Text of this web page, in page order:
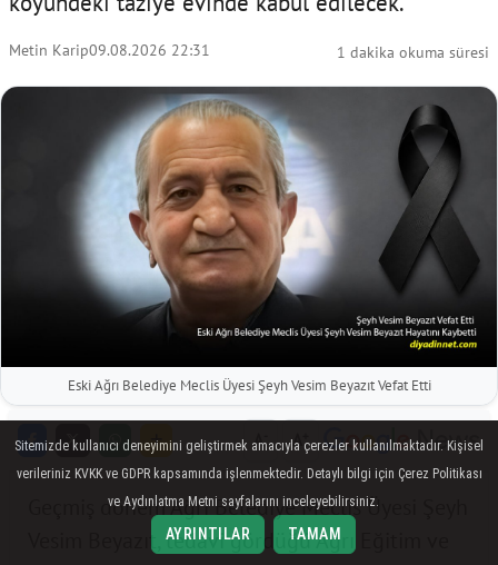
Metin Karip09.08.2026 22:31 1 dakika okuma süresi
Eski Ağrı Belediye Meclis Üyesi Şeyh Vesim Beyazıt Vefat Etti
A A
Geçmiş dönem Ağrı Belediye Meclis Üyesi Şeyh
Vesim Beyazıt, tedavi gördüğü Ağrı Eğitim ve
Sitemizde kullanıcı deneyimini geliştirmek amacıyla çerezler kullanılmaktadır. Kişisel
verileriniz KVKK ve GDPR kapsamında işlenmektedir. Detaylı bilgi için Çerez Politikası
ve Aydınlatma Metni sayfalarını inceleyebilirsiniz.
AYRINTILAR TAMAM